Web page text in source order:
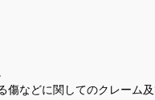
などに関してのクレーム